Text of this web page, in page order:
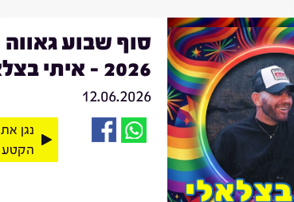
סוף שבוע גאווה
2026 - איתי בצלאלי
12.06.2026
נגן את
הקטע